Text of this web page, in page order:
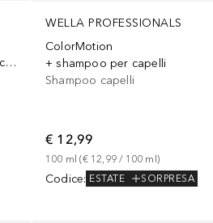
Shampoo per capelli per capelli danneggiati
WELLA PROFESSIONALS
ColorMotion
+ shampoo per capelli
Shampoo capelli
€ 12,99
100 ml (€ 12,99 / 100 ml)
Codice: ESTATE SORPRESA